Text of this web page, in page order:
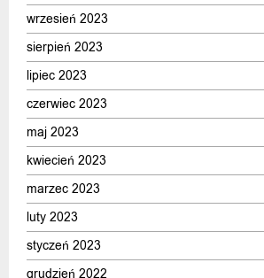
wrzesień 2023
sierpień 2023
lipiec 2023
czerwiec 2023
maj 2023
kwiecień 2023
marzec 2023
luty 2023
styczeń 2023
grudzień 2022